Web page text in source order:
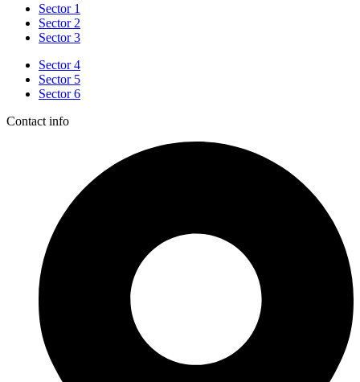
Sector 1
Sector 2
Sector 3
Sector 4
Sector 5
Sector 6
Contact info